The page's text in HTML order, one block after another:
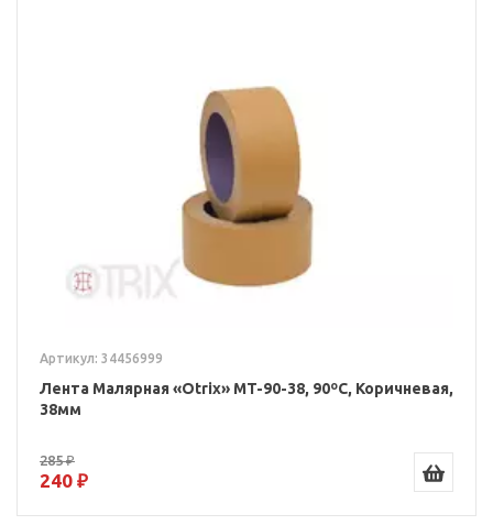
Артикул: 34456999
Лента Малярная «Otrix» MT-90-38, 90ºС, Коричневая,
38мм
285 ₽
240 ₽